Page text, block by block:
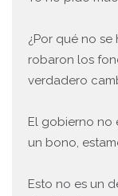
¿Por qué no
robaron los
verdadero
El gobierno no
un bono,
Esto no es un